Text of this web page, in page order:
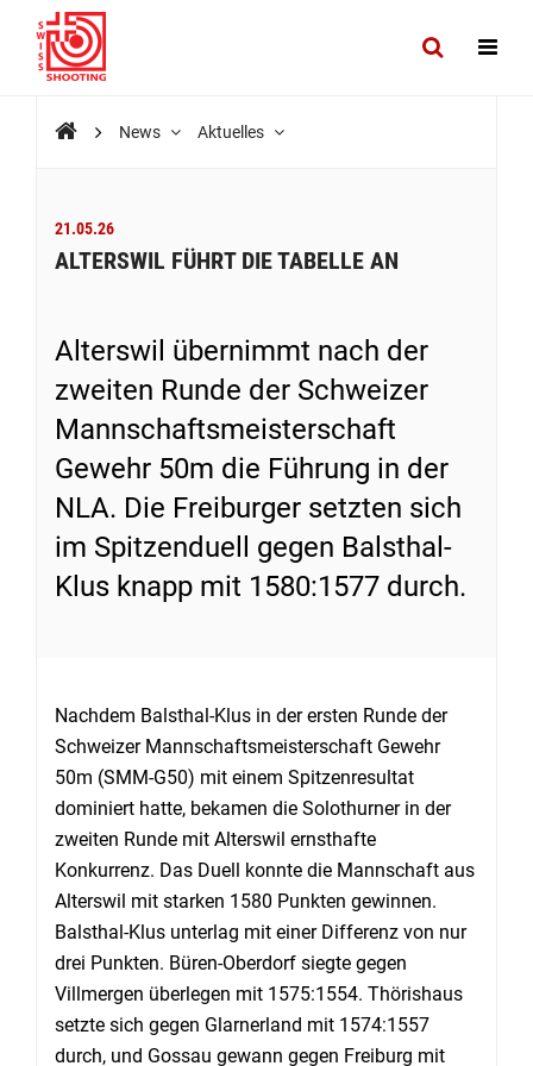
News Aktuelles
21.05.26
ALTERSWIL FÜHRT DIE TABELLE AN
Alterswil übernimmt nach der
zweiten Runde der Schweizer
Mannschaftsmeisterschaft
Gewehr 50m die Führung in der
NLA. Die Freiburger setzten sich
im Spitzenduell gegen Balsthal-
Klus knapp mit 1580:1577 durch.
Nachdem Balsthal-Klus in der ersten Runde der
Schweizer Mannschaftsmeisterschaft Gewehr
50m (SMM-G50) mit einem Spitzenresultat
dominiert hatte, bekamen die Solothurner in der
zweiten Runde mit Alterswil ernsthafte
Konkurrenz. Das Duell konnte die Mannschaft aus
Alterswil mit starken 1580 Punkten gewinnen.
Balsthal-Klus unterlag mit einer Differenz von nur
drei Punkten. Büren-Oberdorf siegte gegen
Villmergen überlegen mit 1575:1554. Thörishaus
setzte sich gegen Glarnerland mit 1574:1557
durch, und Gossau gewann gegen Freiburg mit